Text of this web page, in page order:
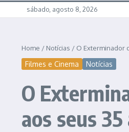
sábado, agosto 8, 2026
Home / Notícias / O Exterminador
Filmes e Cinema Notícias
O
aos seus